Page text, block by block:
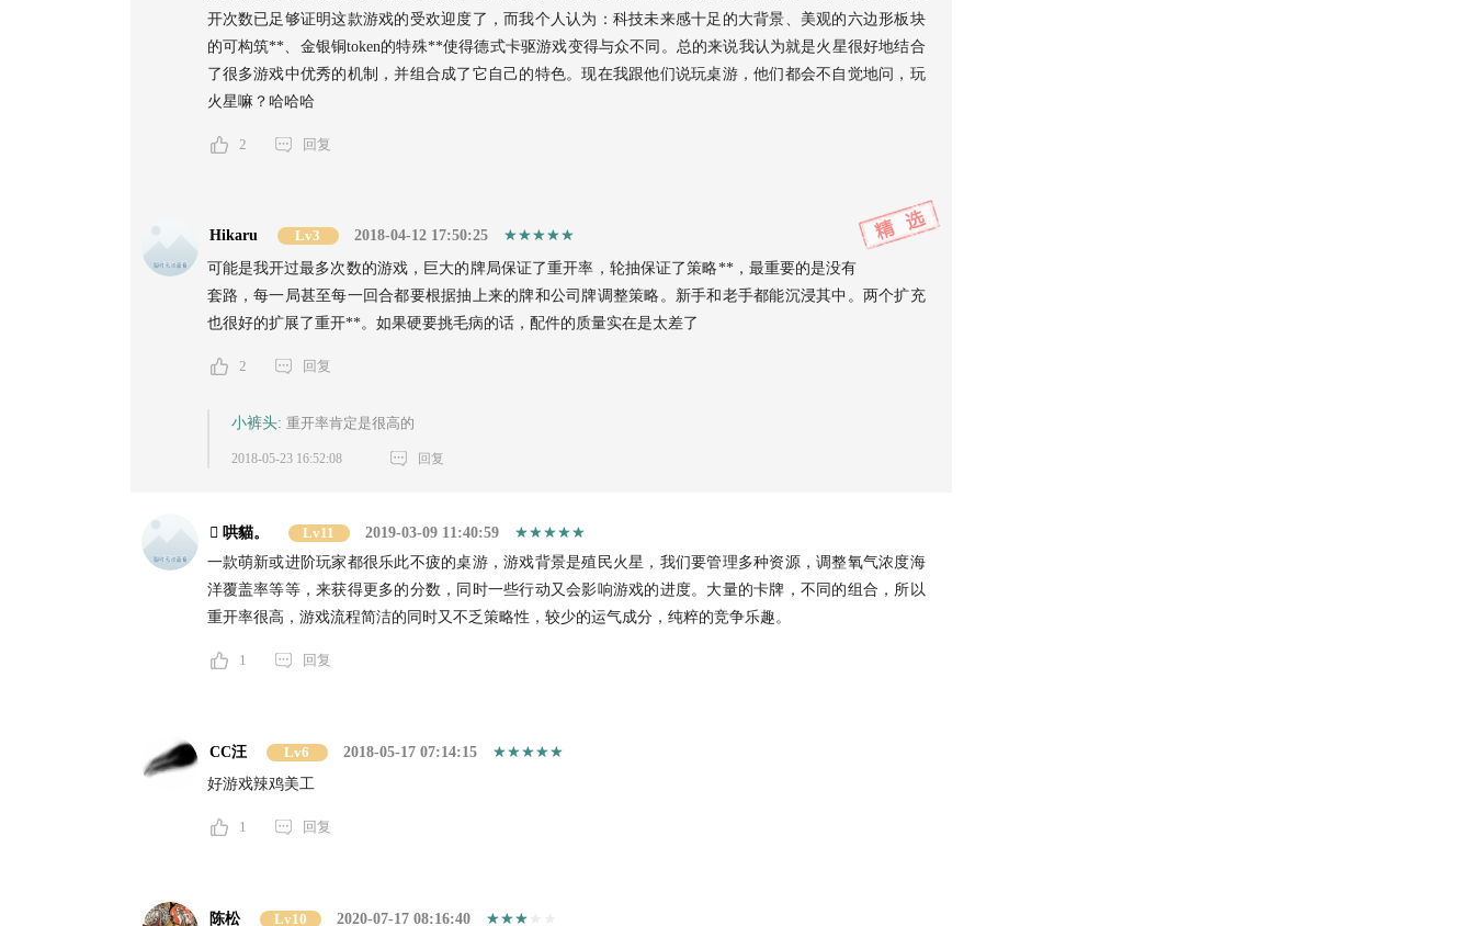
开次数已足够证明这款游戏的受欢迎度了，而我个人认为：科技未来感十足的大背景、美观的六边形板块
的可构筑**、金银铜token的特殊**使得德式卡驱游戏变得与众不同。总的来说我认为就是火星很好地结合
了很多游戏中优秀的机制，并组合成了它自己的特色。现在我跟他们说玩桌游，他们都会不自觉地问，玩
火星嘛？哈哈哈
2 回复
Hikaru Lv3
2018-04-12 17:50:25
可能是我开过最多次数的游戏，巨大的牌局保证了重开率，轮抽保证了策略**，最重要的是没有
套路，每一局甚至每一回合都要根据抽上来的牌和公司牌调整策略。新手和老手都能沉浸其中。两个扩充
也很好的扩展了重开**。如果硬要挑毛病的话，配件的质量实在是太差了
2 回复
小裤头: 重开率肯定是很高的
2018-05-23 16:52:08 回复
 哄貓。 Lv11
2019-03-09 11:40:59
一款萌新或进阶玩家都很乐此不疲的桌游，游戏背景是殖民火星，我们要管理多种资源，调整氧气浓度海
洋覆盖率等等，来获得更多的分数，同时一些行动又会影响游戏的进度。大量的卡牌，不同的组合，所以
重开率很高，游戏流程简洁的同时又不乏策略性，较少的运气成分，纯粹的竞争乐趣。
1 回复
CC汪 Lv6
2018-05-17 07:14:15
好游戏辣鸡美工
1 回复
陈松 Lv10
2020-07-17 08:16:40